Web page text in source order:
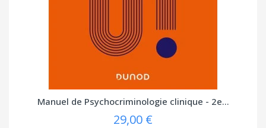
Manuel de Psychocriminologie clinique - 2e...
29,00 €